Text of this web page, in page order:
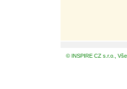
© INSPIRE CZ s.r.o.,